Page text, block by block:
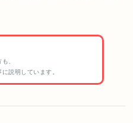
、
説明しています。